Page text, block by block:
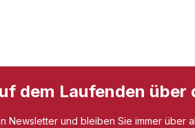
dem Laufenden
Newsletter und bleiben Sie immer über